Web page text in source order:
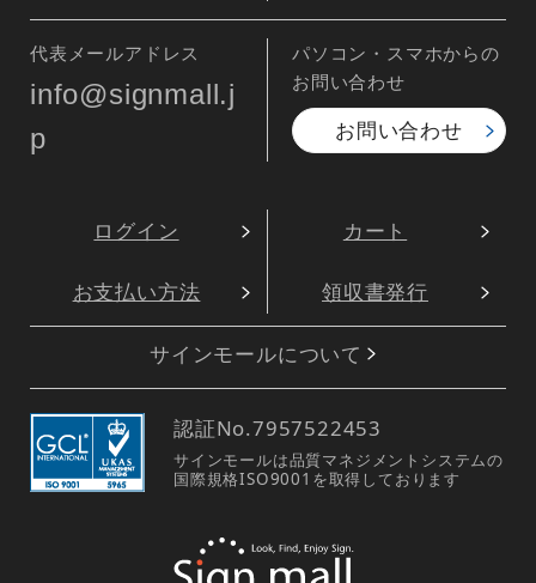
代表メールアドレス
info@signmall.j
p
パソコン・スマホからの
お問い合わせ
お問い合わせ
ログイン カート
お支払い方法 領収書発行
サインモールについて
認証No.7957522453
サインモールは品質マネジメントシステムの
国際規格ISO9001を取得しております